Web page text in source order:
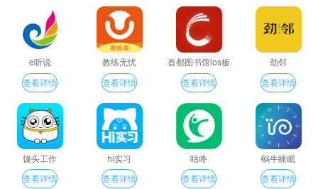
e听说
查看详情
教练无忧
查看详情
首都图书馆ios板
查看详情
劲邻
查看详情
馒头工作
查看详情
hi实习
查看详情
咕咚
查看详情
蜗牛睡眠
查看详情